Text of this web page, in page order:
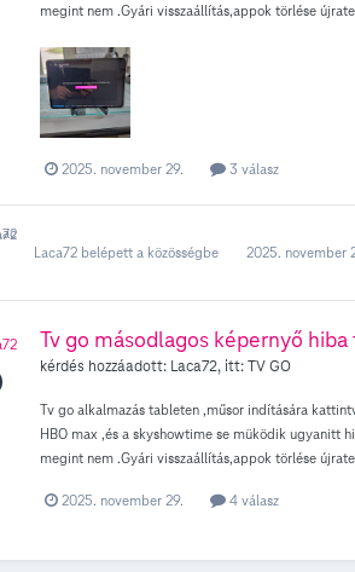
megint nem .Gyári visszaállítás,appok törlése
2025. november 29. 3 válasz
Laca72 belépett a közösségbe 2025. november
Tv go másodlagos képernyő
kérdés hozzáadott: Laca72, itt:TV GO
Tv go alkalmazás tableten ,műsor indítására
HBO max ,és a skyshowtime se müködik ugyanitt
megint nem .Gyári visszaállítás,appok törlése
2025. november 29. 4 válasz